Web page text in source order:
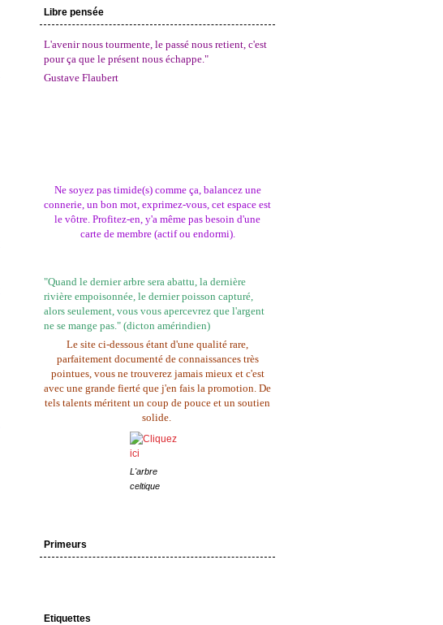
Libre pensée
L'avenir nous tourmente, le passé nous retient, c'est
pour ça que le présent nous échappe."
Gustave Flaubert
Ne soyez pas timide(s) comme ça, balancez une
connerie, un bon mot, exprimez-vous, cet espace est
le vôtre. Profitez-en, y'a même pas besoin d'une
carte de membre (actif ou endormi).
"Quand le dernier arbre sera abattu, la dernière
rivière empoisonnée, le dernier poisson capturé,
alors seulement, vous vous apercevrez que l'argent
ne se mange pas." (dicton amérindien)
Le site ci-dessous étant d'une qualité rare,
parfaitement documenté de connaissances très
pointues, vous ne trouverez jamais mieux et c'est
avec une grande fierté que j'en fais la promotion. De
tels talents méritent un coup de pouce et un soutien
solide.
L'arbre
celtique
Primeurs
Etiquettes